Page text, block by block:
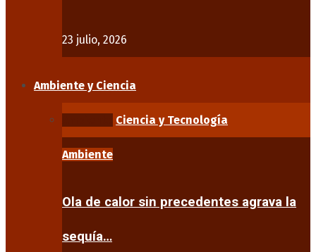
23 julio, 2026
Ambiente y Ciencia
Ciencia y Tecnología
Ambiente
Ola de calor sin precedentes agrava la
sequía…